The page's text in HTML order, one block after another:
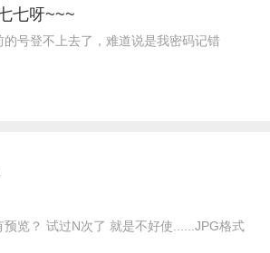
七呀~~~
号登不上去了，难道说是我密码记错
预览？ 试过N次了 就是不好使......JPG格式